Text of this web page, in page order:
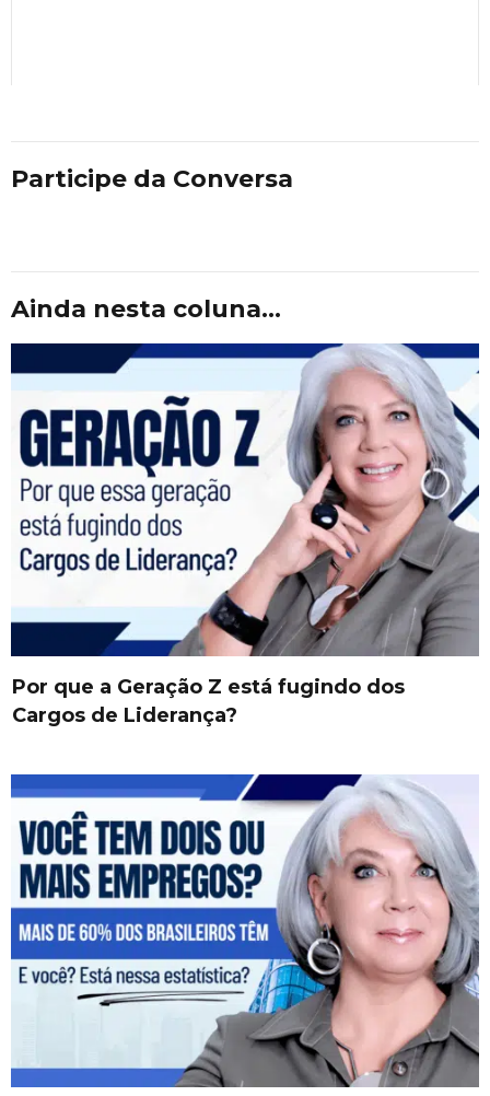
Participe da Conversa
Ainda nesta coluna...
Por que a Geração Z está fugindo dos
Cargos de Liderança?